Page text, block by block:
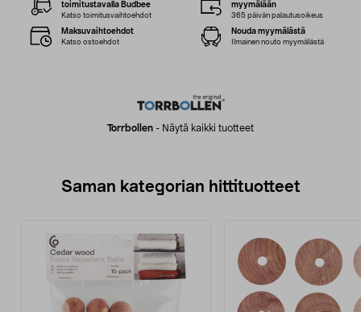
Torrbollen - Näytä kaikki tuotteet
toimitustavalla Budbee
Katso toimitusvaihtoehdot
myymälään
365 päivän palautusoikeus
Maksuvaihtoehdot
Katso ostoehdot
Nouda myymälästä
Ilmainen nouto myymälästä
Saman kategorian hittituotteet